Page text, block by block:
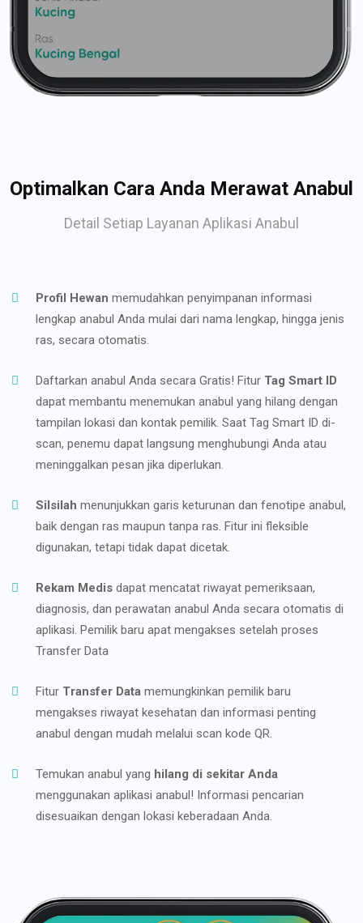
Optimalkan Cara Anda Merawat Anabul
Detail Setiap Layanan Aplikasi Anabul
Profil Hewan memudahkan penyimpanan informasi
lengkap anabul Anda mulai dari nama lengkap, hingga jenis
ras, secara otomatis.
Daftarkan anabul Anda secara Gratis! Fitur Tag Smart ID
dapat membantu menemukan anabul yang hilang dengan
tampilan lokasi dan kontak pemilik. Saat Tag Smart ID di-
scan, penemu dapat langsung menghubungi Anda atau
meninggalkan pesan jika diperlukan.
Silsilah menunjukkan garis keturunan dan fenotipe anabul,
baik dengan ras maupun tanpa ras. Fitur ini fleksible
digunakan, tetapi tidak dapat dicetak.
Rekam Medis dapat mencatat riwayat pemeriksaan,
diagnosis, dan perawatan anabul Anda secara otomatis di
aplikasi. Pemilik baru apat mengakses setelah proses
Transfer Data
Fitur Transfer Data memungkinkan pemilik baru
mengakses riwayat kesehatan dan informasi penting
anabul dengan mudah melalui scan kode QR.
Temukan anabul yang hilang di sekitar Anda
menggunakan aplikasi anabul! Informasi pencarian
disesuaikan dengan lokasi keberadaan Anda.